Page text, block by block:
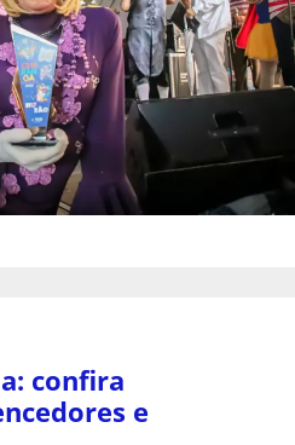
confira
e